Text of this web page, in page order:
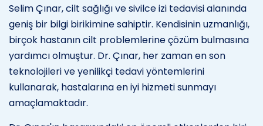
Selim Çınar, cilt sağlığı ve sivilce izi tedavisi alanında
geniş bir bilgi birikimine sahiptir. Kendisinin uzmanlığı,
birçok hastanın cilt problemlerine çözüm bulmasına
yardımcı olmuştur. Dr. Çınar, her zaman en son
teknolojileri ve yenilikçi tedavi yöntemlerini
kullanarak, hastalarına en iyi hizmeti sunmayı
amaçlamaktadır.